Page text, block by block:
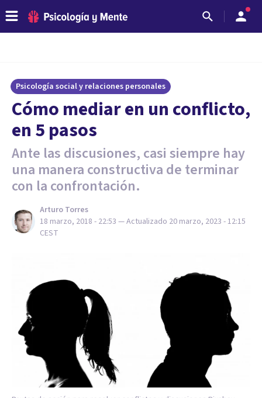
Psicología social y relaciones personales
Cómo mediar en un conflicto,
en 5 pasos
Ante las discusiones, casi siempre hay
una manera constructiva de terminar
con la confrontación.
Arturo Torres
18 marzo, 2018 - 22:53 — Actualizado 20 marzo, 2023 - 12:15
CEST